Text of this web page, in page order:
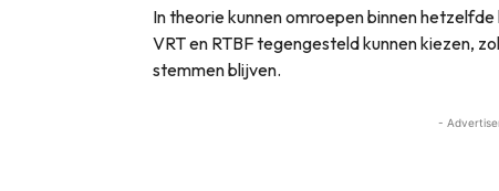
In theorie kunnen omroepen binnen
VRT en RTBF tegengesteld kunnen kiezen,
stemmen blijven.
-